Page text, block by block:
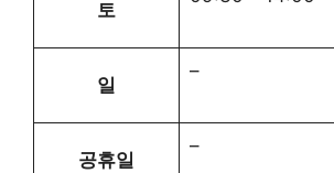
토
일
–
공휴일
–